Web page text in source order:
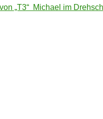
„T3“ Michael im